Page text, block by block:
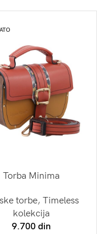
Torba Minima
torbe, Timeless
kolekcija
9.700 din